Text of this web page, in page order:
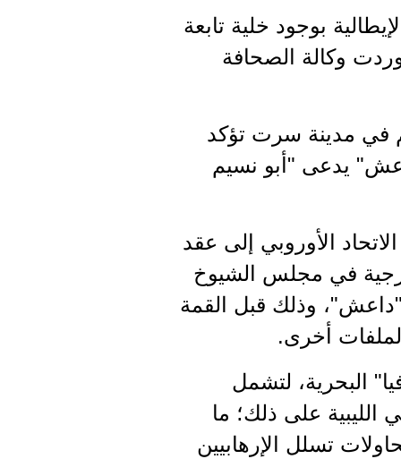
بوجود خلية تابعة
وكالة الصحافة
في مدينة سرت تؤكد
يدعى "أبو نسيم
الأوروبي إلى عقد
في مجلس الشيوخ
"داعش"، وذلك قبل القمة
أخرى.
البحرية، لتشمل
الليبية على ذلك؛ ما
تسلل الإرهابيين